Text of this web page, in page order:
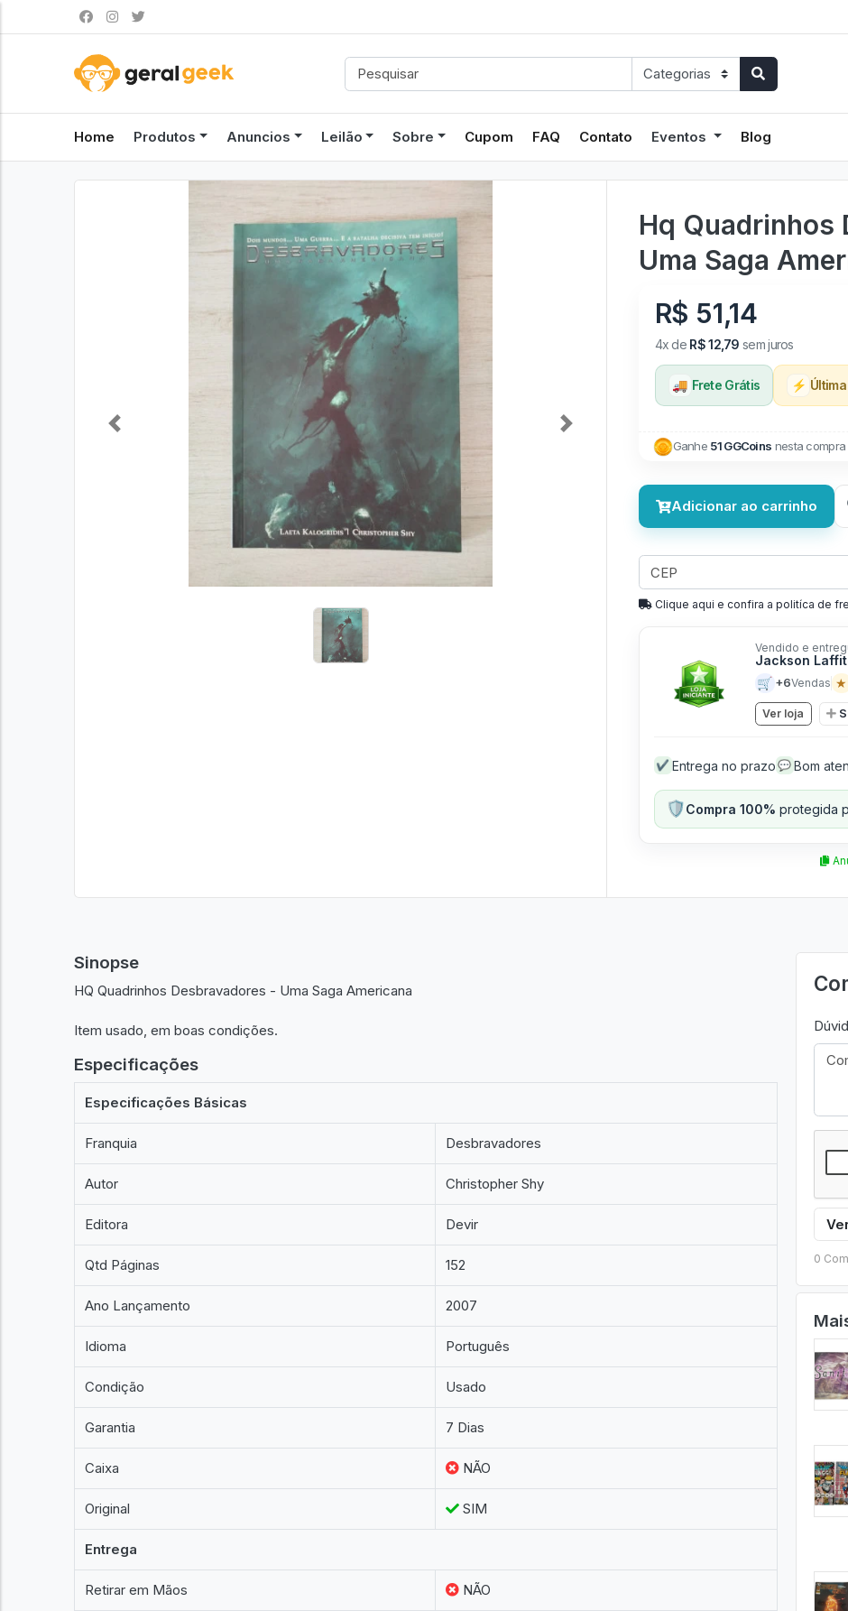
Home Produtos Anuncios Leilão Sobre Cupom FAQ Contato Eventos Blog
Previous Next
Hq Quadrinhos
Uma Saga
R$ 51,14
4x de R$ 12,79 sem juros
🚚 Frete Grátis ⚡
Ganhe 51 GGCoins nesta compra
Adicionar ao carrinho
Clique aqui e confira a politíca de
Vendido e
Jackson
🛒 +6Vendas ★
Ver loja
✔ Entrega no prazo 💬 Bom
🛡️Compra 100% protegida
Sinopse
HQ Quadrinhos Desbravadores - Uma Saga Americana
Item usado, em boas condições.
Especificações
Especificações Básicas
Franquia Desbravadores
Autor Christopher Shy
Editora Devir
Qtd Páginas 152
Ano Lançamento 2007
Idioma Português
Condição Usado
Garantia 7 Dias
Caixa NÃO
Original SIM
Entrega
Retirar em Mãos NÃO
0